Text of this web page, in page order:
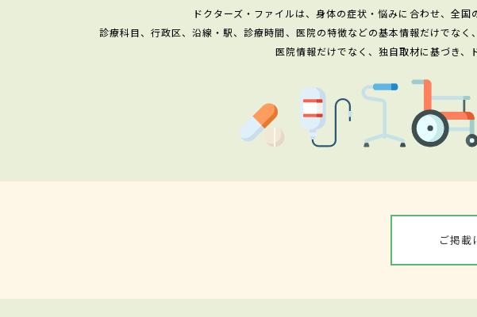
ドクターズ・ファイルは、身体の症状・悩みに合わせ、全
診療科目、行政区、沿線・駅、診療時間、医院の特徴などの基本情報だけでな
医院情報だけでなく、独自取材に基づき、
ご掲載